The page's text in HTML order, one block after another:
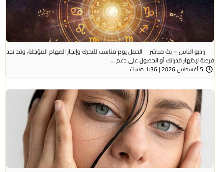
راديو الناس – بث مباشر الحمل يوم مناسب للتحرك وإنجاز المهام المؤجلة، وقد تجد
فرصة لإظهار قدراتك أو الحصول على دعم ...
5 أغسطس 2026 | 1:36 مساءً